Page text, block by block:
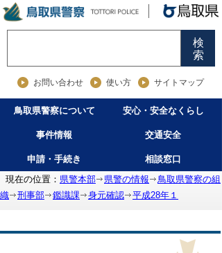
検
索
お問い合わせ 使い方 サイトマップ
鳥取県警察について 安心・安全なくらし
事件情報 交通安全
申請・手続き
相談窓口
現在の位置： 県警本部 県警の情報
鳥取県警察の組
織
刑事部 鑑識課 身元確認 平成28年１